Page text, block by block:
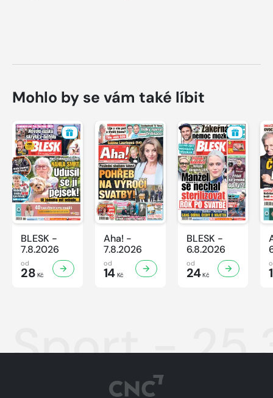
Mohlo by se vám také líbit
BLESK -
7.8.2026
od
28 Kč
Aha! -
7.8.2026
od
14Kč
BLESK -
6.8.2026
od
24Kč
Sport -